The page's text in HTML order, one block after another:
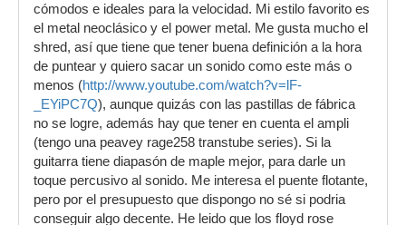
cómodos e ideales para la velocidad. Mi estilo favorito es
el metal neoclásico y el power metal. Me gusta mucho el
shred, así que tiene que tener buena definición a la hora
de puntear y quiero sacar un sonido como este más o
menos (http://www.youtube.com/watch?v=lF-
_EYiPC7Q), aunque quizás con las pastillas de fábrica
no se logre, además hay que tener en cuenta el ampli
(tengo una peavey rage258 transtube series). Si la
guitarra tiene diapasón de maple mejor, para darle un
toque percusivo al sonido. Me interesa el puente flotante,
pero por el presupuesto que dispongo no sé si podria
conseguir algo decente. He leido que los floyd rose